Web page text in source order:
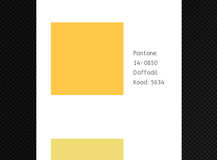
Pantone:
14-0850
Daffodil
Kood: 5634